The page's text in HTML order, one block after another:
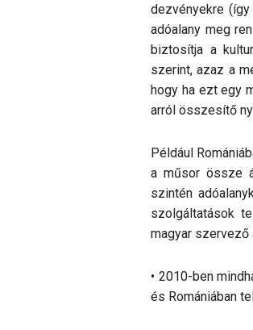
dezvényekre
adóalany meg
biztosítja a
szerint, azaz a
hogy ha ezt egy
arról összesítő
Például
a műsor össze
szintén
szolgáltatások
magyar szervező
• 2010-ben
és Romániában